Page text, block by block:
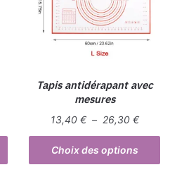
Tapis antidérapant avec
mesures
13,40 € – 26,30 €Plage
de
13,40 €
Choix des options
Ce
produit